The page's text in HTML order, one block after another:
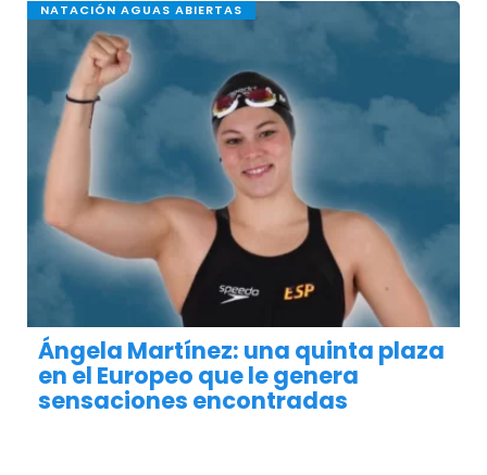
NATACIÓN AGUAS ABIERTAS
Ángela Martínez: una quinta plaza
en el Europeo que le genera
sensaciones encontradas